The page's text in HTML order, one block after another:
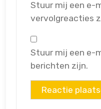
Stuur mij een e-
vervolgreacties
Stuur mij een e-
berichten zijn.